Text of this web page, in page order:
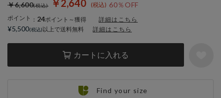
￥2,640 60％OFF
￥6,600
ポイント ： 24ポイント～獲得 詳細はこちら
カートに入れる
¥5,500 以上で送料無料 詳細はこちら
Find your size